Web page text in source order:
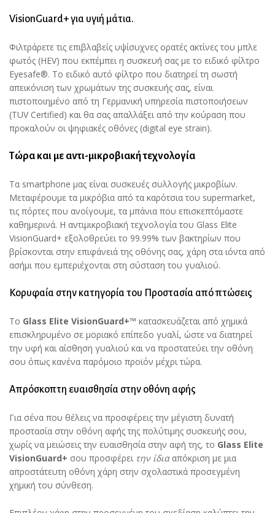
VisionGuard+ για υγιή μάτια.
Φιλτράρετε τις επιβλαβείς υψίσυχνες ορατές ακτίνες του μπλε
φωτός (HEV) που εκπέμπει η συσκευή σας με το ειδικό φίλτρο
Eyesafe®. Το ειδικό αυτό φίλτρο που διατηρεί τη σωστή
απεικόνιση των χρωμάτων της συσκευής σας, είναι
πιστοποιημένο από τη Γερμανική υπηρεσία πιστοποιήσεων
(TUV Certified) και θα σας απαλλάξει από την κούραση που
προκαλούν οι ψηφιακές οθόνες (digital eye strain).
Τώρα και με αντι-μικροβιακή τεχνολογία
Τα smartphone μας είναι συσκευές συλλογής μικροβίων.
Μεταφέρουμε τα μικρόβια από τα καρότσια του supermarket,
τις πόρτες που ανοίγουμε, τα μπάνια που επισκεπτόμαστε
καθημερινά. Η αντιμικροβιακή τεχνολογία του Glass Elite
VisionGuard+ εξολοθρεύει το 99.99% των βακτηρίων που
βρίσκονται στην επιφάνειά της οθόνης σας, χάρη στα ιόντα από
ασήμι που εμπεριέχονται στη σύσταση του γυαλιού.
Κορυφαία στην κατηγορία του Προστασία από πτώσεις
Το Glass Elite VisionGuard+™ κατασκευάζεται από χημικά
επισκληρυμένο σε μοριακό επίπεδο γυαλί, ώστε να διατηρεί
την υφή και αίσθηση γυαλιού και να προστατεύει την οθόνη
σου όπως κανένα παρόμοιο προϊόν μέχρι τώρα.
Απρόσκοπτη ευαισθησία στην οθόνη αφής
Για σένα που θέλεις να προσφέρεις την μέγιστη δυνατή
προστασία στην οθόνη αφής της πολύτιμης συσκευής σου,
χωρίς να μειώσεις την ευαισθησία στην αφή της, το Glass Elite
VisionGuard+ σου προσφέρει την ίδιααπόκριση με μια
απροστάτευτη οθόνη χάρη στην σχολαστικά προσεγμένη
χημική του σύνθεση.